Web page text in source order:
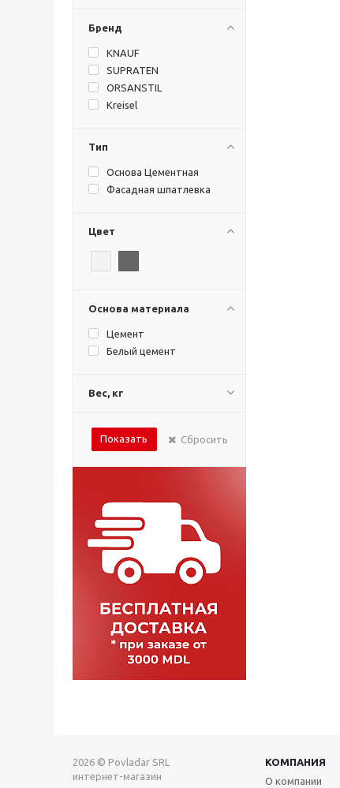
Бренд
KNAUF
SUPRATEN
ORSANSTIL
Kreisel
Тип
Основа Цементная
Фасадная шпатлевка
Цвет
Основа материала
Цемент
Белый цемент
Вес, кг
Показать Сбросить
2026 © Povladar SRL
интернет-магазин
КОМПАНИЯ
О компании